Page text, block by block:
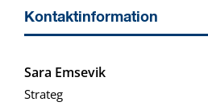
Kontaktinformation
Sara Emsevik
Strateg